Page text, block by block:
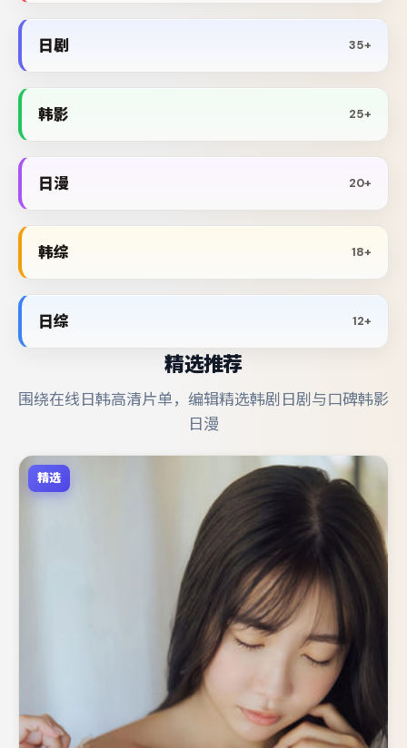
日剧 35+
韩影 25+
日漫 20+
韩综 18+
日综 12+
精选推荐
围绕在线日韩高清片单，编辑精选韩剧日剧与口碑韩影
日漫
精选